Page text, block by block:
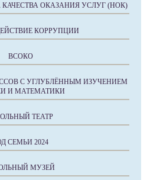
ОКАЗАНИЯ УСЛУГ (НОК)
КОРРУПЦИИ
ВСОКО
С УГЛУБЛЁННЫМ ИЗУЧЕНИЕМ
И МАТЕМАТИКИ
ТЕАТР
СЕМЬИ 2024
МУЗЕЙ